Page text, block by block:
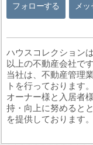
フォローする メ
ハウスコレクション
以上の不動産会社です
当社は、不動産管理
トを行っております。
オーナー様と入居者
持・向上に努めると
を提供しております。